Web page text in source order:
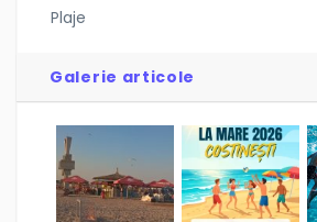
Plaje
Galerie articole